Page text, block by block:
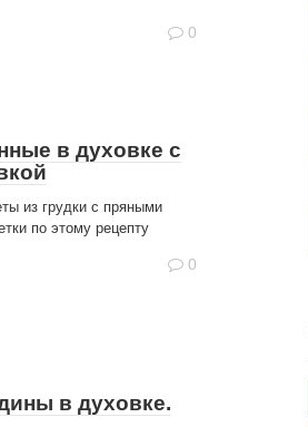
0
в духовке с
из грудки с пряными
по этому рецепту
0
в духовке.